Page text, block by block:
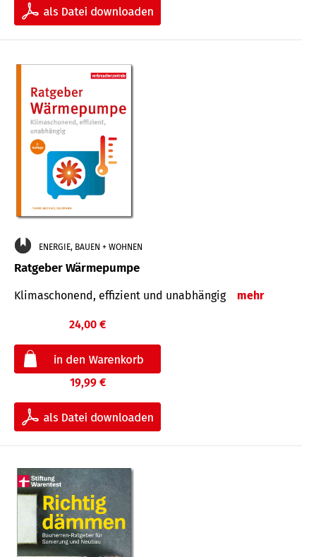
ENERGIE, BAUEN + WOHNEN
Ratgeber Wärmepumpe
Klimaschonend, effizient und unabhängig mehr
24,00 €
19,99 €